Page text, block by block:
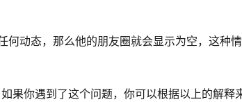
何动态，那么他的朋友圈就会显示为空，这种
果你遇到了这个问题，你可以根据以上的解释